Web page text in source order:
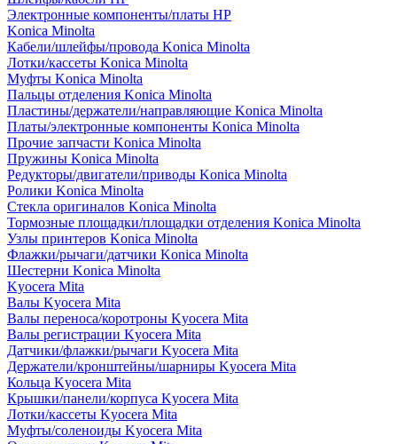
Электронные компоненты/платы HP
Konica Minolta
Кабели/шлейфы/провода Konica Minolta
Лотки/кассеты Konica Minolta
Муфты Konica Minolta
Пальцы отделения Konica Minolta
Пластины/держатели/направляющие Konica Minolta
Платы/электронные компоненты Konica Minolta
Прочие запчасти Konica Minolta
Пружины Konica Minolta
Редукторы/двигатели/приводы Konica Minolta
Ролики Konica Minolta
Стекла оригиналов Konica Minolta
Тормозные площадки/площадки отделения Konica Minolta
Узлы принтеров Konica Minolta
Флажки/рычаги/датчики Konica Minolta
Шестерни Konica Minolta
Kyocera Mita
Валы Kyocera Mita
Валы переноса/коротроны Kyocera Mita
Валы регистрации Kyocera Mita
Датчики/флажки/рычаги Kyocera Mita
Держатели/кронштейны/шарниры Kyocera Mita
Кольца Kyocera Mita
Крышки/панели/корпуса Kyocera Mita
Лотки/кассеты Kyocera Mita
Муфты/соленоиды Kyocera Mita